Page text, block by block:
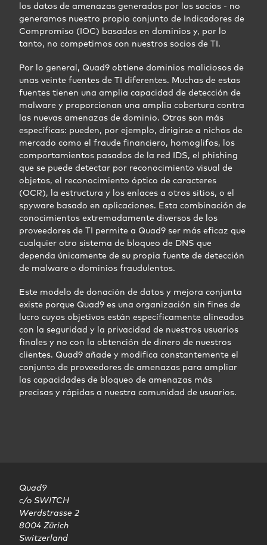
los datos de amenazas generados por los socios - no
generamos nuestro propio conjunto de Indicadores de
Compromiso (IOC) basados en dominios y, por lo
tanto, no competimos con nuestros socios de TI.
Por lo general, Quad9 obtiene dominios maliciosos de
unas veinte fuentes de TI diferentes. Muchas de estas
fuentes tienen una amplia capacidad de detección de
malware y proporcionan una amplia cobertura contra
las nuevas amenazas de dominio. Otras son más
específicas: pueden, por ejemplo, dirigirse a nichos de
mercado como el fraude financiero, homoglifos, los
comportamientos pasados de la red IDS, el phishing
que se puede detectar por reconocimiento visual de
objetos, el reconocimiento óptico de caracteres
(OCR), la estructura y los enlaces a otros sitios, o el
spyware basado en aplicaciones. Esta combinación de
conocimientos extremadamente diversos de los
proveedores de TI permite a Quad9 ser más eficaz que
cualquier otro sistema de bloqueo de DNS que
dependa únicamente de su propia fuente de detección
de malware o dominios fraudulentos.
Este modelo de donación de datos y mejora conjunta
existe porque Quad9 es una organización sin fines de
lucro cuyos objetivos están específicamente alineados
con la seguridad y la privacidad de nuestros usuarios
finales y no con la obtención de dinero de nuestros
clientes. Quad9 añade y modifica constantemente el
conjunto de proveedores de amenazas para ampliar
las capacidades de bloqueo de amenazas más
precisas y rápidas a nuestra comunidad de usuarios.
Quad9
c/o SWITCH
Werdstrasse 2
8004 Zürich
Switzerland